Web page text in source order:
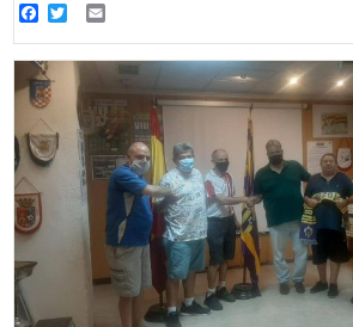
Facebook
Twitter